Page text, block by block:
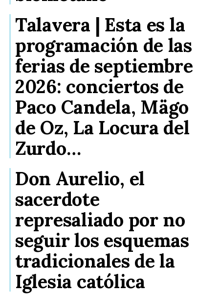
Talavera | Esta es la
programación de las
ferias de septiembre
2026: conciertos de
Paco Candela, Mägo
de Oz, La Locura del
Zurdo…
Don Aurelio, el
sacerdote
represaliado por no
seguir los esquemas
tradicionales de la
Iglesia católica